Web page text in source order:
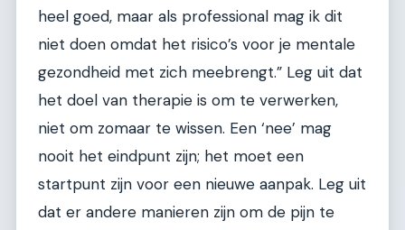
heel goed, maar als professional mag ik dit
niet doen omdat het risico’s voor je mentale
gezondheid met zich meebrengt.” Leg uit dat
het doel van therapie is om te verwerken,
niet om zomaar te wissen. Een ‘nee’ mag
nooit het eindpunt zijn; het moet een
startpunt zijn voor een nieuwe aanpak. Leg uit
dat er andere manieren zijn om de pijn te